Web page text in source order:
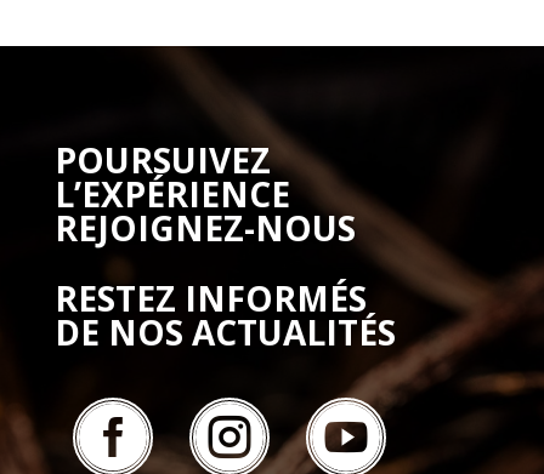
POURSUIVEZ
L’EXPÉRIENCE
REJOIGNEZ-NOUS
RESTEZ INFORMÉS
DE NOS ACTUALITÉS
  